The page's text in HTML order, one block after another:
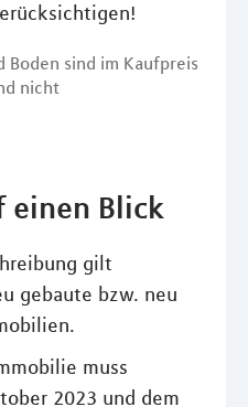
Boden sind im Kaufpreis
nicht
einen Blick
gilt
gebaute bzw. neu
muss
2023 und dem